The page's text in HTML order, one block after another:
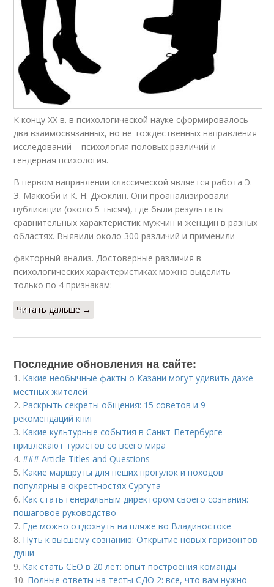
К концу XX в. в психологической науке сформировалось
два взаимосвязанных, но не тождественных направления
исследований – психология половых различий и
гендерная психология.
В первом направлении классической является работа Э.
Э. Маккоби и К. Н. Джэклин. Они проанализировали
публикации (около 5 тысяч), где были результаты
сравнительных характеристик мужчин и женщин в разных
областях. Выявили около 300 различий и применили
факторный анализ. Достоверные различия в
психологических характеристиках можно выделить
только по 4 признакам:
Читать дальше →
Последние обновления на сайте:
1. Какие необычные факты о Казани могут удивить даже
местных жителей
2. Раскрыть секреты общения: 15 советов и 9
рекомендаций книг
3. Какие культурные события в Санкт-Петербурге
привлекают туристов со всего мира
4.### Article Titles and Questions
5. Какие маршруты для пеших прогулок и походов
популярны в окрестностях Сургута
6. Как стать генеральным директором своего сознания:
пошаговое руководство
7. Где можно отдохнуть на пляже во Владивостоке
8. Путь к высшему сознанию: Открытие новых горизонтов
души
9. Как стать CEO в 20 лет: опыт построения команды
10. Полные ответы на тесты СДО 2: все, что вам нужно